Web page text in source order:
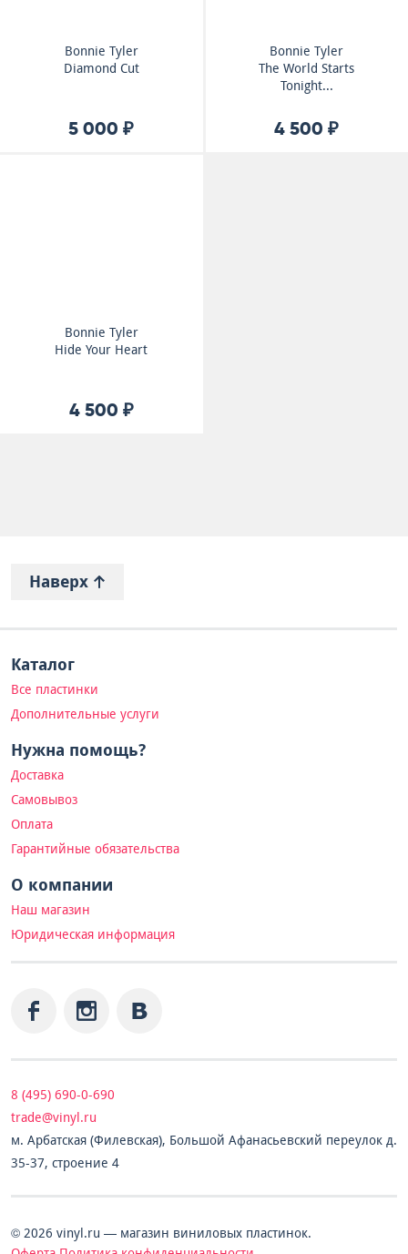
Bonnie Tyler
Diamond Cut
5 000 ₽
Bonnie Tyler
The World Starts
Tonight...
4 500 ₽
Bonnie Tyler
Hide Your Heart
4 500 ₽
Наверх
Каталог
Все пластинки
Дополнительные услуги
Нужна помощь?
Доставка
Самовывоз
Оплата
Гарантийные обязательства
О компании
Наш магазин
Юридическая информация
8 (495) 690-0-690
trade@vinyl.ru
м. Арбатская (Филевская), Большой Афанасьевский переулок д.
35-37, строение 4
© 2026 vinyl.ru — магазин виниловых пластинок.